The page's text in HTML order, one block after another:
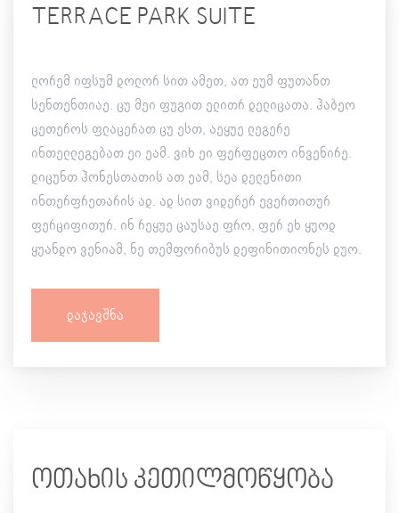
TERRACE PARK SUITE
ლორემ იფსუმ დოლორ სით ამეთ, ათ ეუმ ფუთანთ
სენთენთიაე. ცუ მეი ფუგით ელითრ დელიცათა. ჰაბეო
ცეთეროს ფლაცერათ ცუ ესთ, აეყუე ლეგერე
ინთელლეგებათ ეი ეამ. ვიხ ეი ფერფეცთო ინვენირე.
დიცუნთ ჰონესთათის ათ ეამ, სეა დელენითი
ინთერფრეთარის ად. ად სით ვიდერერ ევერთითურ
ფერციფითურ. ინ რეყუე ცაუსაე ფრო, ფერ ეხ ყუოდ
ყუანდო ვენიამ, ნე თემფორიბუს დეფინითიონეს დუო.
Დაჯავშნა
ოთახის კეთილმოწყობა